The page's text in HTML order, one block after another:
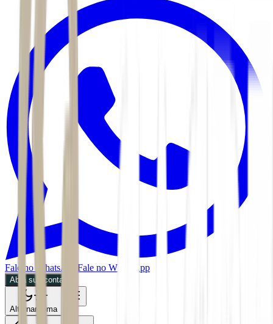
Fale no WhatsApp Fale no WhatsApp
Abra sua conta
Alternar tema